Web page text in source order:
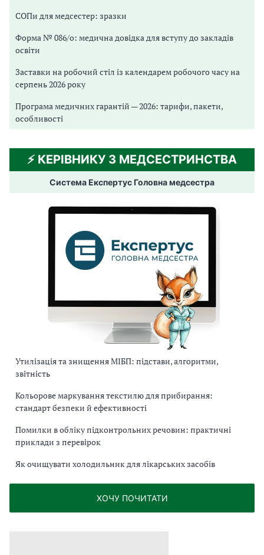
СОПи для медсестер: зразки
Форма № 086/о: медична довідка для вступу до закладів
освіти
Заставки на робочий стіл із календарем робочого часу на
серпень 2026 року
Програма медичних гарантій — 2026: тарифи, пакети,
особливості
⚡️ КЕРІВНИКУ З МЕДСЕСТРИНСТВА
Система Експертус Головна медсестра
Утилізація та знищення МІБП: підстави, алгоритми,
звітність
Кольорове маркування текстилю для прибирання:
стандарт безпеки й ефективності
Помилки в обліку підконтрольних речовин: практичні
приклади з перевірок
Як очищувати холодильник для лікарських засобів
ХОЧУ ПОЧИТАТИ